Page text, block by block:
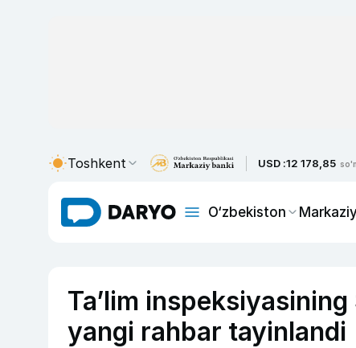
Toshkent USD :12 178,85
O‘zbekiston
Ta’lim
yangi rahbar tayinlandi